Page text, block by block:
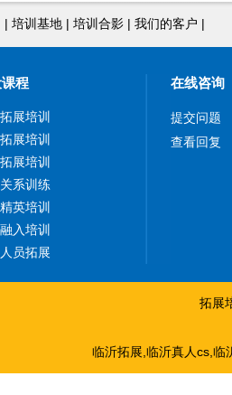
| 培训基地 | 培训合影 | 我们的客户 |
程
展培训
展培训
展培训
系训练
英培训
入培训
员拓展
在线咨询
提交问题
查看回复
拓展
临沂拓展,临沂真人cs,临